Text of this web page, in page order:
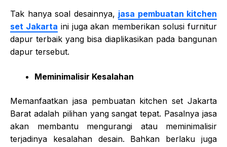
Tak hanya soal desainnya, jasa pembuatan kitchen
set Jakarta ini juga akan memberikan solusi furnitur
dapur terbaik yang bisa diaplikasikan pada bangunan
dapur tersebut.
Meminimalisir Kesalahan
Memanfaatkan jasa pembuatan kitchen set Jakarta
Barat adalah pilihan yang sangat tepat. Pasalnya jasa
akan membantu mengurangi atau meminimalisir
terjadinya kesalahan desain. Bahkan berlaku juga